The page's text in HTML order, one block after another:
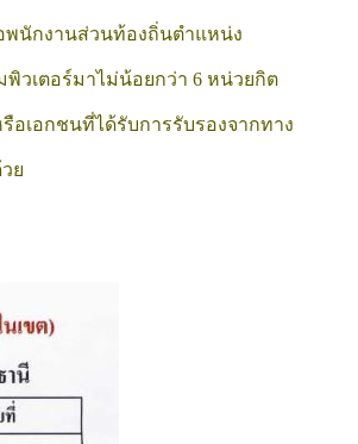
พนักงานส่วนท้องถิ่นตำแหน่ง
วเตอร์มาไม่น้อยกว่า 6 หน่วยกิต
เอกชนที่ได้รับการรับรองจากทาง
ย